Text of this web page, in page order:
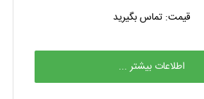
قیمت: تماس بگیرید
اطلاعات بیشتر ...